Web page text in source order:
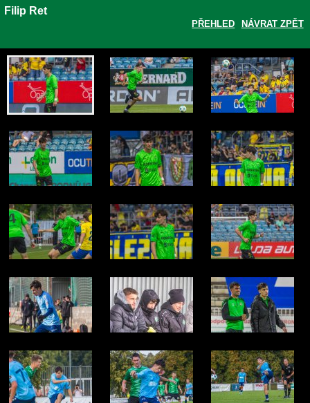
Filip Ret
Zobrazit galerii
Filip Ret
NÁVRAT ZPĚT
PŘEHLED